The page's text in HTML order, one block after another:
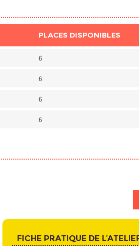
PLACES DISPONIBLES
6
6
6
6
FICHE PRATIQUE DE